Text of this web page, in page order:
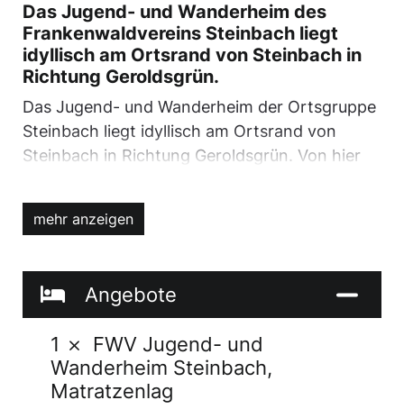
Das Jugend- und Wanderheim des
Frankenwaldvereins Steinbach liegt
idyllisch am Ortsrand von Steinbach in
Richtung Geroldsgrün.
Das Jugend- und Wanderheim der Ortsgruppe
Steinbach liegt idyllisch am Ortsrand von
Steinbach in Richtung Geroldsgrün. Von hier
Umgebung bequem auf “Schusters Rappen”
erkunden. Nach umfassender Modernisierung
ausgestattetes Heim über einen gemütlichen
Aufenthaltsraum und ist komplett eingerichtet
Für Übernachtungen steht ein Matratzenlager
für 20 Personen zur Verfügung.
Der Frankenwaldverein Steinbach b.
mehr anzeigen
Angebote
1
FWV Jugend- und
Wanderheim Steinbach,
Matratzenlag